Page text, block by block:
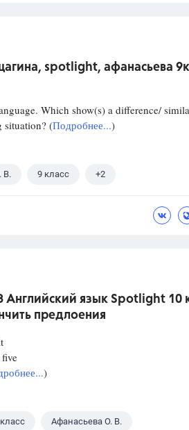
spotlight, афанасьева
Which show(s) a difference/
situation? (Подробнее...)
В. 9 класс +2
язык Spotlight 10
предлоения
five
)
Афанасьева О. В.